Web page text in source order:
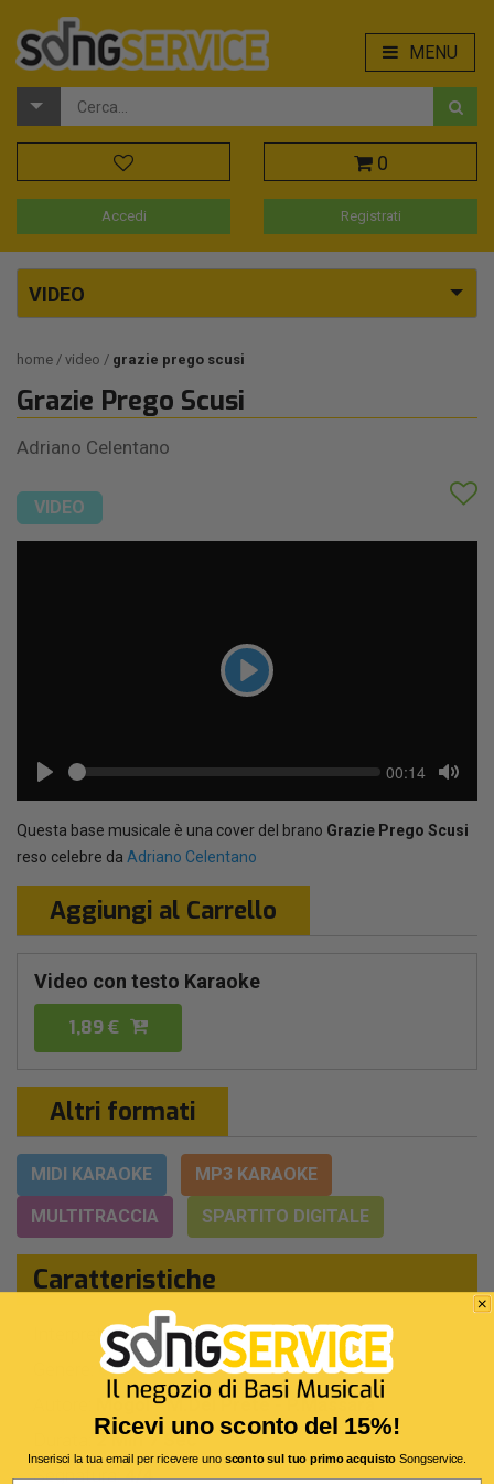
MENU
0
Accedi Registrati
VIDEO
home video grazie prego scusi
Grazie Prego Scusi
Adriano Celentano
VIDEO
Play
Seek Current
00:14
Mute
Questa base musicale è una cover del brano Grazie Prego Scusi
reso celebre da Adriano Celentano
Aggiungi al Carrello
Video con testo Karaoke
1,89 €
Altri formati
MIDI KARAOKE
MP3 KARAOKE
MULTITRACCIA
SPARTITO DIGITALE
Caratteristiche
Interprete Originale:Adriano Celentano
Classici '60
Mogol - M.Del Prete - P.Massara
2 Min 7 Sec
Segnatura:4/4
Ricevi uno sconto del 15%!
Inserisci la tua email per ricevere uno sconto sul tuo primo acquistoSongservice.